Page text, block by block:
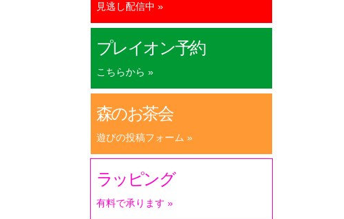
見逃し配信中 »
プレイオン予約
こちらから »
森のお茶会
遊びの投稿フォーム »
ラッピング
有料で承ります »